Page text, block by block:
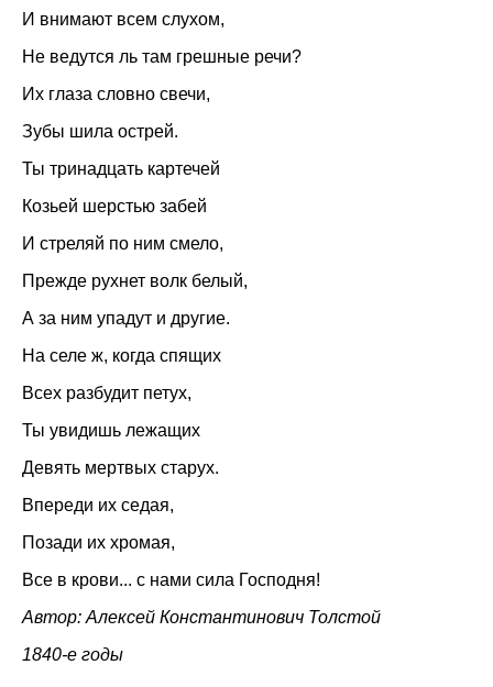
И внимают всем слухом,
Не ведутся ль там грешные речи?
Их глаза словно свечи,
Зубы шила острей.
Ты тринадцать картечей
Козьей шерстью забей
И стреляй по ним смело,
Прежде рухнет волк белый,
А за ним упадут и другие.
На селе ж, когда спящих
Всех разбудит петух,
Ты увидишь лежащих
Девять мертвых старух.
Впереди их седая,
Позади их хромая,
Все в крови... с нами сила Господня!
Автор: Алексей Константинович Толстой
1840-e годы